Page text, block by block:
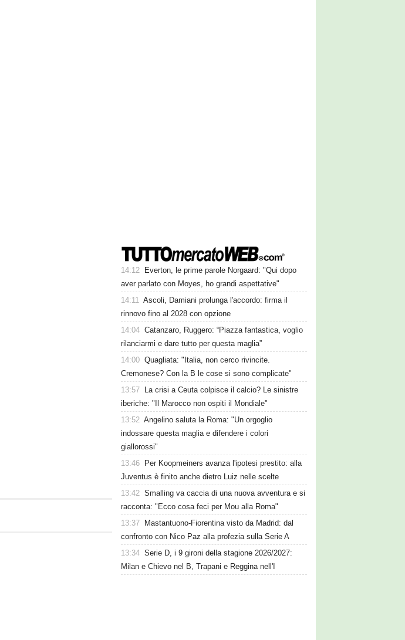
14:12
Everton, le prime parole Norgaard: "Qui dopo
aver parlato con Moyes, ho grandi aspettative"
14:11 Ascoli, Damiani prolunga l'accordo: firma il
rinnovo fino al 2028 con opzione
14:04 Catanzaro, Ruggero: “Piazza fantastica, voglio
rilanciarmi e dare tutto per questa maglia”
14:00 Quagliata: "Italia, non cerco rivincite.
Cremonese? Con la B le cose si sono complicate"
13:57
La crisi a Ceuta colpisce il calcio? Le sinistre
iberiche: "Il Marocco non ospiti il Mondiale"
13:52 Angelino saluta la Roma: "Un orgoglio
indossare questa maglia e difendere i colori
giallorossi"
13:46
Per Koopmeiners avanza l'ipotesi prestito: alla
Juventus è finito anche dietro Luiz nelle scelte
13:42 Smalling va caccia di una nuova avventura e si
racconta: "Ecco cosa feci per Mou alla Roma"
13:37
Mastantuono-Fiorentina visto da Madrid: dal
confronto con Nico Paz alla profezia sulla Serie A
13:34 Serie D, i 9 gironi della stagione 2026/2027:
Milan e Chievo nel B, Trapani e Reggina nell'I